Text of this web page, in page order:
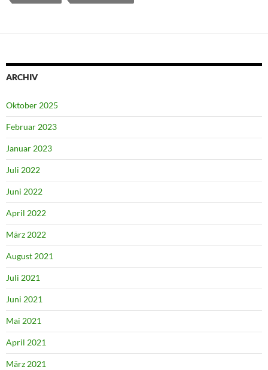
ARCHIV
Oktober 2025
Februar 2023
Januar 2023
Juli 2022
Juni 2022
April 2022
März 2022
August 2021
Juli 2021
Juni 2021
Mai 2021
April 2021
März 2021